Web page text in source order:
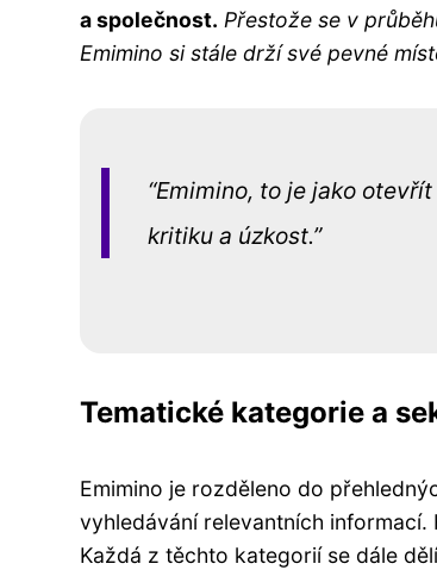
a společnost. Přestože se v
Emimino si stále drží své pevné
Emimino, to je jako
kritiku a úzkost.
Tematické kategorie a
Emimino je rozděleno do
vyhledávání relevantních
Každá z těchto kategorií se dále